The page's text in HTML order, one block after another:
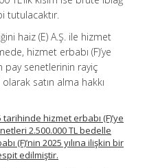
tutulacaktır.
haiz (E) A.Ş. ile hizmet
hizmet erbabı (F)’ye
pay senetlerinin rayiç
satın alma hakkı
hizmet erbabı (F)’ye
2.500.000 TL bedelle
(F)’nin 2025 yılına ilişkin bir
edilmiştir.